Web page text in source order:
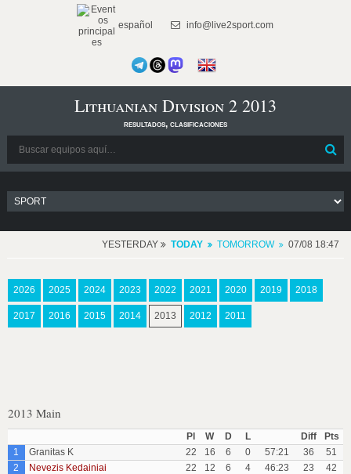
español info@live2sport.com
Lithuanian Division 2 2013
resultados, clasificaciones
YESTERDAY TODAY TOMORROW 07/08 18:47
2026 2025 2024 2023 2022 2021 2020 2019 2018
2017 2016 2015 2014 2013 2012 2011
2013 Main
Pl W D L Diff
Pts
1
Granitas K 22 16 6 0 57:21 36
51
2
Nevezis Kedainiai 22 12 6 4 46:23 23
42